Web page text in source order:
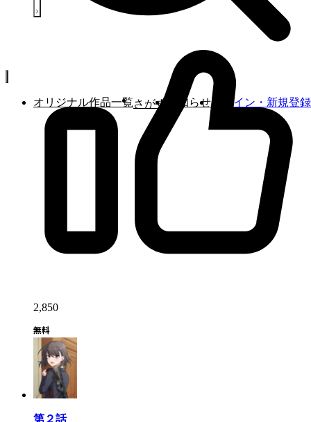
オリジナル作品一覧さがす お知らせログイン・新規登録
2,850
第２話